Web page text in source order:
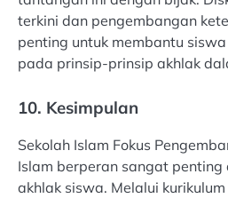
terkini dan pengembangan
penting untuk membantu
pada prinsip-prinsip akhlak
10. Kesimpulan
Sekolah Islam Fokus
Islam berperan sangat
akhlak siswa. Melalui